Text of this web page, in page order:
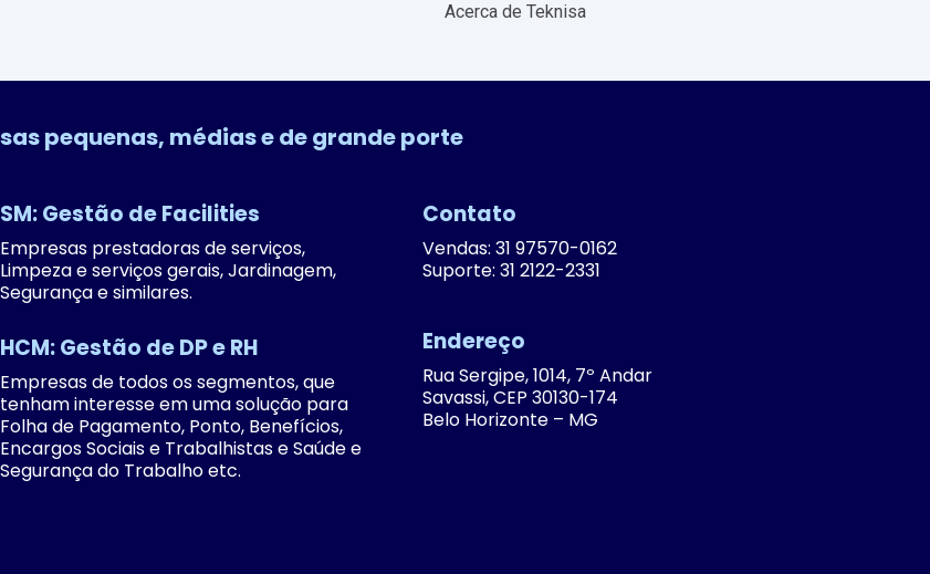
Acerca de Teknisa
pequenas, médias e de grande porte
SM: Gestão de Facilities
Empresas prestadoras de serviços,
Limpeza e serviços gerais, Jardinagem,
Segurança e similares.
HCM: Gestão de DP e RH
Empresas de todos os segmentos, que
tenham interesse em uma solução para
Folha de Pagamento, Ponto, Benefícios,
Encargos Sociais e Trabalhistas e Saúde e
Segurança do Trabalho etc.
Contato
Vendas: 31 97570-0162
Suporte: 31 2122-2331
Endereço
Rua Sergipe, 1014, 7º Andar
Savassi, CEP 30130-174
Belo Horizonte – MG